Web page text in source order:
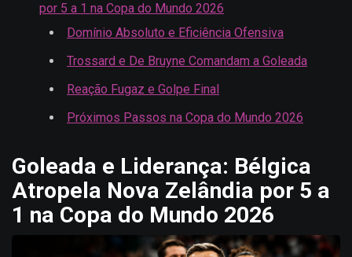
por 5 a 1 na Copa do Mundo 2026
Domínio Absoluto e Eficiência Ofensiva
Trossard e De Bruyne Comandam a Goleada
Reação Fugaz e Golpe Final
Próximos Passos na Copa do Mundo 2026
Goleada e Liderança: Bélgica
Atropela Nova Zelândia por 5 a
1 na Copa do Mundo 2026